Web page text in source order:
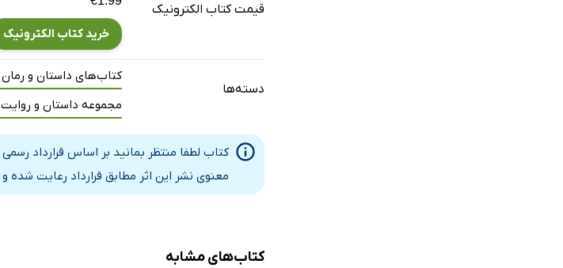
قیمت کتاب الکترونیک
خرید کتاب الکترونیک
دسته‌ها
کتاب‌های داستان و رمان
مجموعه داستان و
کتاب لطفا منتظر بمانید بر اساس قرارداد
معنوی نشر این اثر مطابق قرارداد رعایت
کتاب‌های مشابه